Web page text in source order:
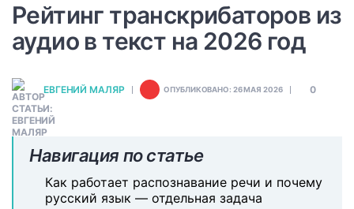
Рейтинг транскрибаторов из
аудио в текст на 2026 год
ЕВГЕНИЙ МАЛЯР ОПУБЛИКОВАНО: 26 МАЯ 2026 0
Навигация по статье
Как работает распознавание речи и почему
русский язык — отдельная задача